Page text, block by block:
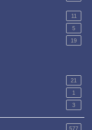
11
5
19
21
1
3
577